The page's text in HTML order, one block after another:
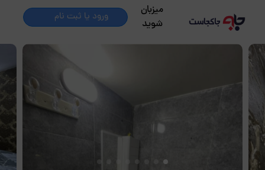
میزبان
شوید
ورود یا ثبت نام